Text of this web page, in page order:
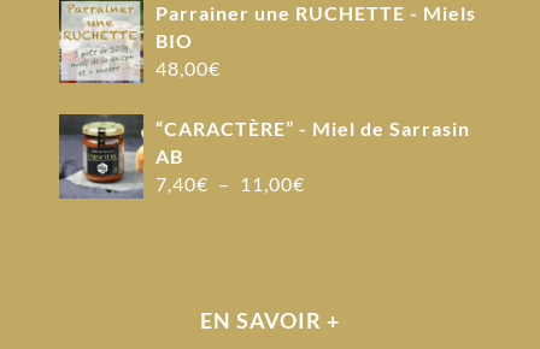
Parrainer une RUCHETTE - Miels
BIO
48,00€
“CARACTÈRE” - Miel de Sarrasin
AB
7,40€ – 11,00€Plage
11,00€
EN SAVOIR +